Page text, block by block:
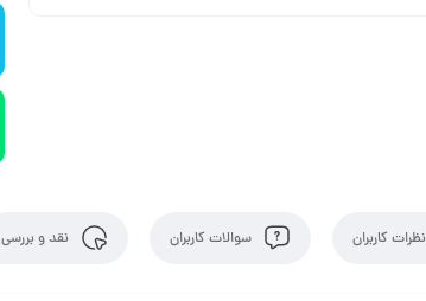
نظرات کاربران سوالات کاربران نقد و بررسی